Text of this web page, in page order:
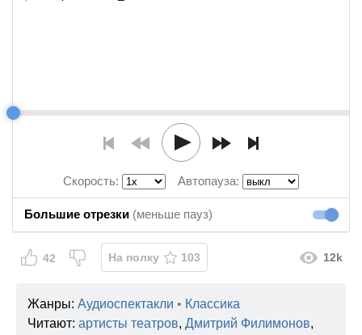
Скорость: Автопауза:
Большие отрезки (меньше пауз)
42 На полку 103 12k
Жанры: Аудиоспектакли • Классика
Читают: артисты театров, Дмитрий Филимонов,